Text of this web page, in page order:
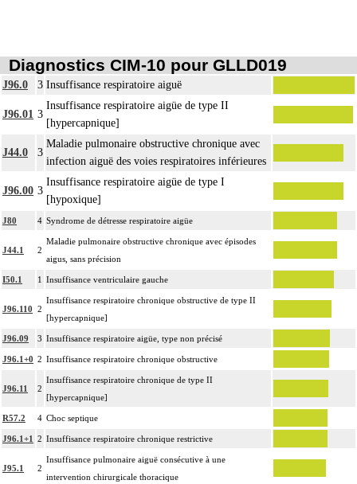
Diagnostics CIM-10 pour GLLD019
J96.0 3 Insuffisance respiratoire aiguë
J96.01 3
Insuffisance respiratoire aigüe de type II
[hypercapnique]
J44.0 3
Maladie pulmonaire obstructive chronique avec
infection aiguë des voies respiratoires inférieures
J96.00 3
Insuffisance respiratoire aigüe de type I
[hypoxique]
J80 4 Syndrome de détresse respiratoire aigüe
J44.1 2
Maladie pulmonaire obstructive chronique avec épisodes
aigus, sans précision
I50.1 1 Insuffisance ventriculaire gauche
J96.110 2
Insuffisance respiratoire chronique obstructive de type II
[hypercapnique]
J96.09 3 Insuffisance respiratoire aigüe, type non précisé
J96.1+0 2 Insuffisance respiratoire chronique obstructive
J96.11 2
Insuffisance respiratoire chronique de type II
[hypercapnique]
R57.2 4 Choc septique
J96.1+1 2 Insuffisance respiratoire chronique restrictive
J95.1 2
Insuffisance pulmonaire aiguë consécutive à une
intervention chirurgicale thoracique